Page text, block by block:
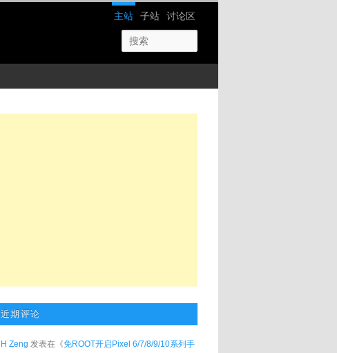
网站导航
主站 子站 讨论区
近期评论
H Zeng 发表在《免ROOT开启Pixel 6/7/8/9/10系列手